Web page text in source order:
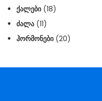
ᲥᲐᲚᲔᲑᲘ (18)
ᲫᲐᲚᲐ (11)
ᲰᲝᲠᲛᲝᲜᲔᲑᲘ (20)